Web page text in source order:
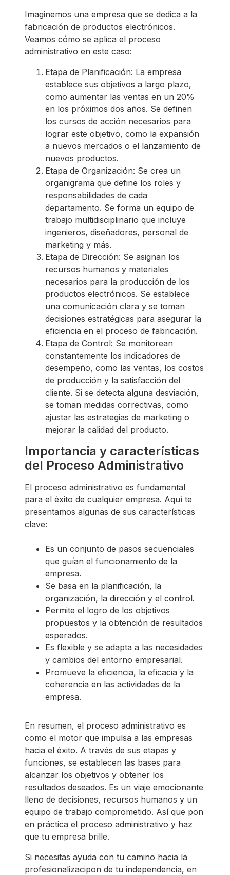
Imaginemos una empresa que se dedica a la
fabricación de productos electrónicos.
Veamos cómo se aplica el proceso
administrativo en este caso:
Etapa de Planificación: La empresa
establece sus objetivos a largo plazo,
como aumentar las ventas en un 20%
en los próximos dos años. Se definen
los cursos de acción necesarios para
lograr este objetivo, como la expansión
a nuevos mercados o el lanzamiento de
nuevos productos.
Etapa de Organización: Se crea un
organigrama que define los roles y
responsabilidades de cada
departamento. Se forma un equipo de
trabajo multidisciplinario que incluye
ingenieros, diseñadores, personal de
marketing y más.
Etapa de Dirección: Se asignan los
recursos humanos y materiales
necesarios para la producción de los
productos electrónicos. Se establece
una comunicación clara y se toman
decisiones estratégicas para asegurar la
eficiencia en el proceso de fabricación.
Etapa de Control: Se monitorean
constantemente los indicadores de
desempeño, como las ventas, los costos
de producción y la satisfacción del
cliente. Si se detecta alguna desviación,
se toman medidas correctivas, como
ajustar las estrategias de marketing o
mejorar la calidad del producto.
Importancia y características
del Proceso Administrativo
El proceso administrativo es fundamental
para el éxito de cualquier empresa. Aquí te
presentamos algunas de sus características
clave:
Es un conjunto de pasos secuenciales
que guían el funcionamiento de la
empresa.
Se basa en la planificación, la
organización, la dirección y el control.
Permite el logro de los objetivos
propuestos y la obtención de resultados
esperados.
Es flexible y se adapta a las necesidades
y cambios del entorno empresarial.
Promueve la eficiencia, la eficacia y la
coherencia en las actividades de la
empresa.
En resumen, el proceso administrativo es
como el motor que impulsa a las empresas
hacia el éxito. A través de sus etapas y
funciones, se establecen las bases para
alcanzar los objetivos y obtener los
resultados deseados. Es un viaje emocionante
lleno de decisiones, recursos humanos y un
equipo de trabajo comprometido. Así que pon
en práctica el proceso administrativo y haz
que tu empresa brille.
Si necesitas ayuda con tu camino hacia la
profesionalizacipon de tu independencia, en